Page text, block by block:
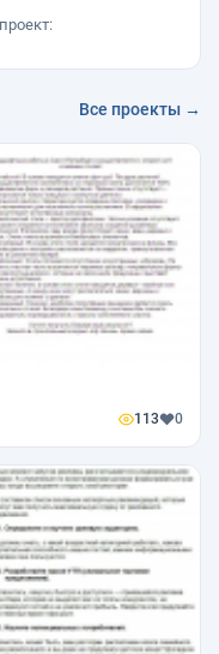
Все проекты →
113 0